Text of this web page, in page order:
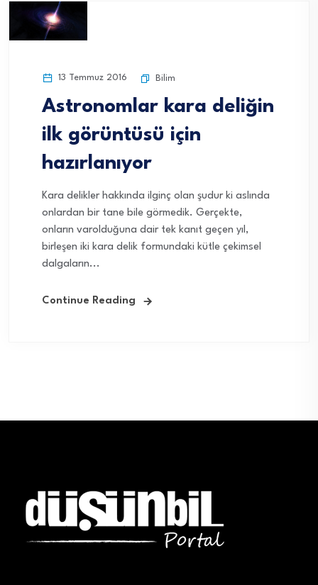
13 Temmuz 2016 Bilim
Astronomlar kara deliğin
ilk görüntüsü için
hazırlanıyor
Kara delikler hakkında ilginç olan şudur ki aslında
onlardan bir tane bile görmedik. Gerçekte,
onların varolduğuna dair tek kanıt geçen yıl,
birleşen iki kara delik formundaki kütle çekimsel
dalgaların...
Continue Reading